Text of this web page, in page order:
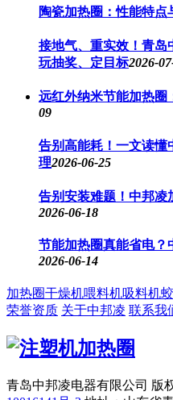
陶瓷加热圈：性能特点
接地气、重实效！青岛
玩抽奖、定目标2026-
远红外纳米节能加热圈
09
告别高能耗！一文读懂
理2026-06-25
告别安装难题！中邦凌
2026-06-18
节能加热圈真能省电？
2026-06-14
加热圈干燥机喂料机吸料机
荣誉资质 关于中邦凌 联系我
青岛中邦凌电器有限公司 版